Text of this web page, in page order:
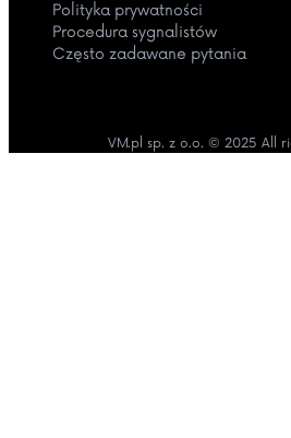
Polityka prywatności
Procedura sygnalistów
Często zadawane pytania
VM.pl sp. z o.o. © 2025 All